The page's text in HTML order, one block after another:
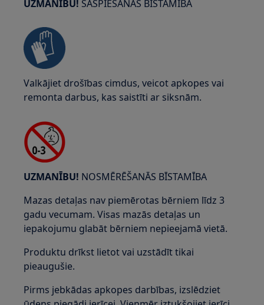
UZMANĪBU! SASPIEŠANAS BĪSTAMĪBA
Valkājiet drošības cimdus, veicot apkopes vai
remonta darbus, kas saistīti ar siksnām.
UZMANĪBU! NOSMĒRĒŠANĀS BĪSTAMĪBA
Mazas detaļas nav piemērotas bērniem līdz 3
gadu vecumam. Visas mazās detaļas un
iepakojumu glabāt bērniem nepieejamā vietā.
Produktu drīkst lietot vai uzstādīt tikai
pieaugušie.
Pirms jebkādas apkopes darbības, izslēdziet